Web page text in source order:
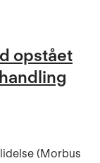
opstået
(Morbus